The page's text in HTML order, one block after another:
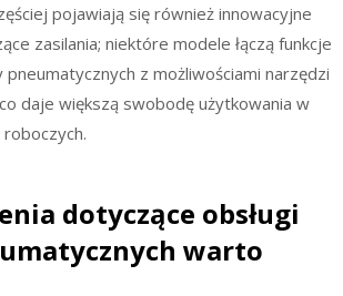
pojawiają się również innowacyjne
zasilania; niektóre modele łączą funkcje
z możliwościami narzędzi
daje większą swobodę użytkowania w
dotyczące obsługi
warto